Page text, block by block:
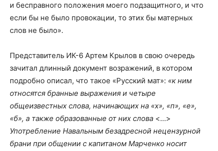
и бесправного положения моего подзащитного, и что
если бы не было провокации, то этих бы матерных
слов не было».
Представитель ИК-6 Артем Крылов в свою очередь
зачитал длинный документ возражений, в котором
подробно описал, что такое «Русский мат»: «к ним
относятся бранные выражения и четыре
общеизвестных слова, начинающих на «х», «п», «е»,
«б», а также образованные от них слова <…>
Употребление Навальным безадресной нецензурной
брани при общении с капитаном Марченко носит